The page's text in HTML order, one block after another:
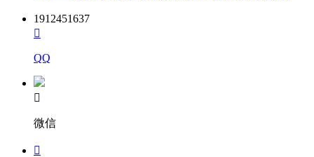
十一、凡对本次公告内容提出询问，请按以下方式联系
采购人：浏阳市交通建设投资有限公司
联系人：吴先生
电 话：13507427999
采购代理机构：湖南林三建筑科技有限公司
地 址：浏阳市关口街道国际烟花贸易大厦10楼1003室
联系人：周美玲
1912451637

QQ

微信
